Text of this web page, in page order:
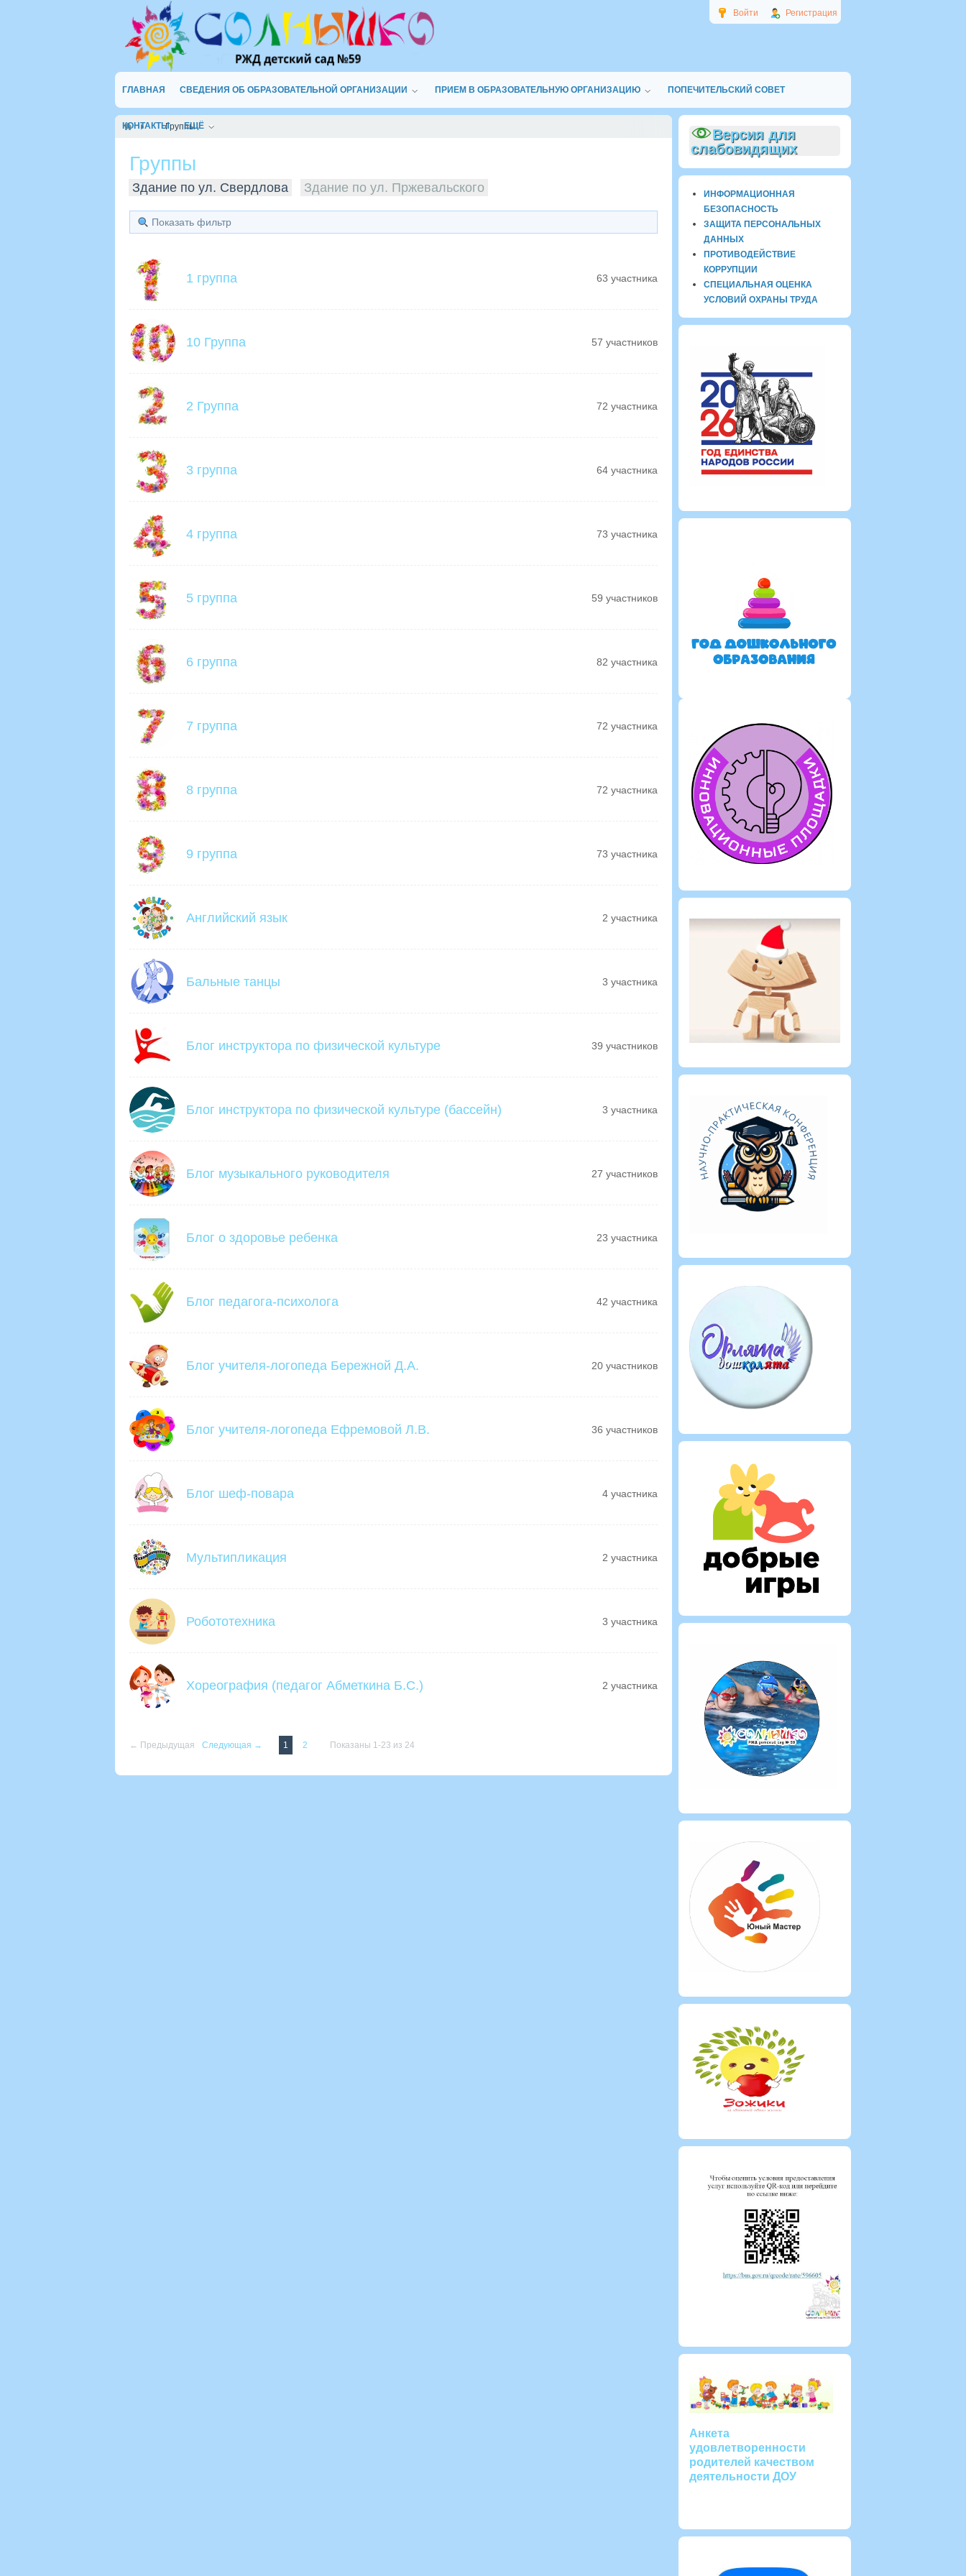
Войти Регистрация
ГЛАВНАЯ СВЕДЕНИЯ ОБ ОБРАЗОВАТЕЛЬНОЙ ОРГАНИЗАЦИИ ПРИЕМ В ОБРАЗОВАТЕЛЬНУЮ ОРГАНИЗАЦИЮ ПОПЕЧИТЕЛЬСКИЙ СОВЕТ
КОНТАКТЫ ЕЩЁ
Группы
Группы
Здание по ул. Свердлова Здание по ул. Пржевальского
Показать фильтр
1 группа 63 участника
10 Группа 57 участников
2 Группа 72 участника
3 группа 64 участника
4 группа 73 участника
5 группа 59 участников
6 группа 82 участника
7 группа 72 участника
8 группа 72 участника
9 группа 73 участника
Английский язык 2 участника
Бальные танцы 3 участника
Блог инструктора по физической культуре 39 участников
Блог инструктора по физической культуре (бассейн) 3 участника
Блог музыкального руководителя 27 участников
Блог о здоровье ребенка 23 участника
Блог педагога-психолога 42 участника
Блог учителя-логопеда Бережной Д.А. 20 участников
Блог учителя-логопеда Ефремовой Л.В. 36 участников
Блог шеф-повара 4 участника
Мультипликация 2 участника
Робототехника 3 участника
Хореография (педагог Абметкина Б.С.) 2 участника
← Предыдущая Следующая → 1 2 Показаны 1-23 из 24
Версия для
слабовидящих
ИНФОРМАЦИОННАЯ
БЕЗОПАСНОСТЬ
ЗАЩИТА ПЕРСОНАЛЬНЫХ
ДАННЫХ
ПРОТИВОДЕЙСТВИЕ
КОРРУПЦИИ
СПЕЦИАЛЬНАЯ ОЦЕНКА
УСЛОВИЙ ОХРАНЫ ТРУДА
Анкета
удовлетворенности
родителей качеством
деятельности ДОУ